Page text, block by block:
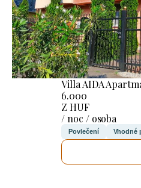
Villa AIDA
6.000
Z HUF
/ noc / osoba
Povlečení Vhodné